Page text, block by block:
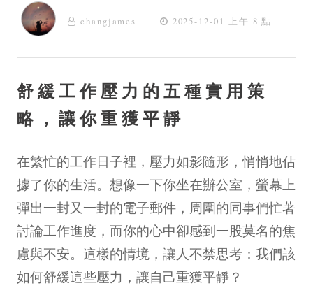
changjames 2025-12-01 上午 8 點
舒緩工作壓力的五種實用策
略，讓你重獲平靜
在繁忙的工作日子裡，壓力如影隨形，悄悄地佔
據了你的生活。想像一下你坐在辦公室，螢幕上
彈出一封又一封的電子郵件，周圍的同事們忙著
討論工作進度，而你的心中卻感到一股莫名的焦
慮與不安。這樣的情境，讓人不禁思考：我們該
如何舒緩這些壓力，讓自己重獲平靜？